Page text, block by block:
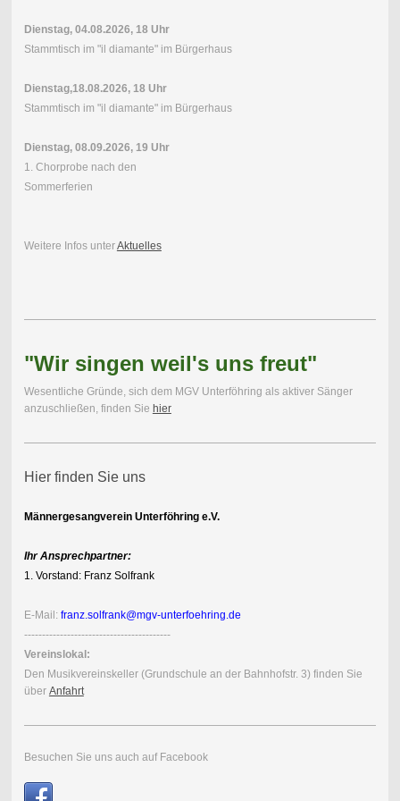
Dienstag, 04.08.2026, 18 Uhr
Stammtisch im "il diamante" im Bürgerhaus
Dienstag,18.08.2026, 18 Uhr
Stammtisch im "il diamante" im Bürgerhaus
Dienstag, 08.09.2026, 19 Uhr
1. Chorprobe nach den
Sommerferien
Weitere Infos unterAktuelles
"Wir singen weil's uns freut"
Wesentliche Gründe, sich dem MGV Unterföhring als aktiver Sänger
anzuschließen, finden Sie hier
Hier finden Sie uns
Männergesangverein Unterföhring e.V.
Ihr Ansprechpartner:
1. Vorstand: Franz Solfrank
E-Mail: franz.solfrank@mgv-unterfoehring.de
-----------------------------------------
Vereinslokal:
Den Musikvereinskeller (Grundschule an der Bahnhofstr. 3) finden Sie
über Anfahrt
Besuchen Sie uns auch auf Facebook